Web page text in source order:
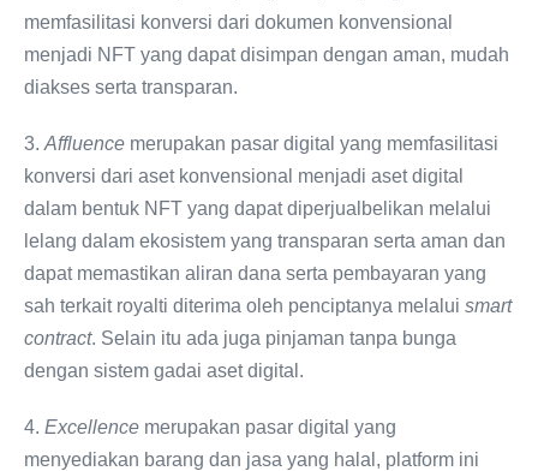
memfasilitasi konversi dari dokumen konvensional
menjadi NFT yang dapat disimpan dengan aman, mudah
diakses serta transparan.
3. Affluence merupakan pasar digital yang memfasilitasi
konversi dari aset konvensional menjadi aset digital
dalam bentuk NFT yang dapat diperjualbelikan melalui
lelang dalam ekosistem yang transparan serta aman dan
dapat memastikan aliran dana serta pembayaran yang
sah terkait royalti diterima oleh penciptanya melalui smart
contract. Selain itu ada juga pinjaman tanpa bunga
dengan sistem gadai aset digital.
4. Excellence merupakan pasar digital yang
menyediakan barang dan jasa yang halal, platform ini